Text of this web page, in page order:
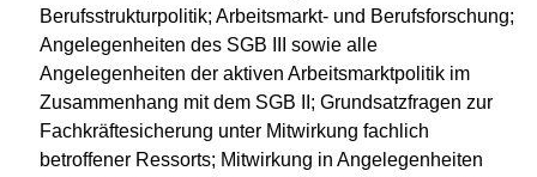
Berufsstrukturpolitik; Arbeitsmarkt- und Berufsforschung;
Angelegenheiten des SGB III sowie alle
Angelegenheiten der aktiven Arbeitsmarktpolitik im
Zusammenhang mit dem SGB II; Grundsatzfragen zur
Fachkräftesicherung unter Mitwirkung fachlich
betroffener Ressorts; Mitwirkung in Angelegenheiten